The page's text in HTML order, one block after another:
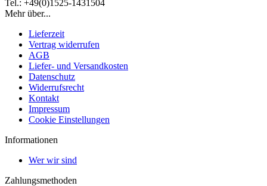
Tel.: +49(0)1525-1431504
Mehr über...
Lieferzeit
Vertrag widerrufen
AGB
Liefer- und Versandkosten
Datenschutz
Widerrufsrecht
Kontakt
Impressum
Cookie Einstellungen
Informationen
Wer wir sind
Zahlungsmethoden